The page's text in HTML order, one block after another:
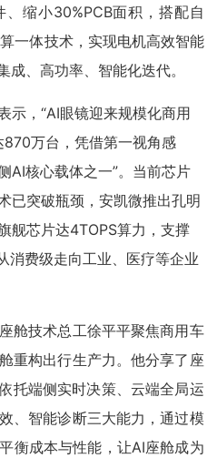
缩小30%PCB面积，搭配自
一体技术，实现电机高效智能
、高功率、智能化迭代。
示，“AI眼镜迎来规模化商用
万台，凭借第一视角感
AI核心载体之一”。当前芯片
已突破瓶颈，安凯微推出孔明
舰芯片达4TOPS算力，支撑
消费级走向工业、医疗等企业
舱技术总工徐平平聚焦商用车
重构出行生产力。他分享了座
托端侧实时决策、云端全局运
、智能诊断三大能力，通过模
衡成本与性能，让AI座舱成为